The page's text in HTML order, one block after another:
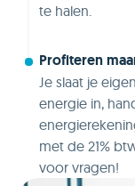
te halen.
Profiteren
Je slaat je
energie in,
met de 21%
voor vragen!